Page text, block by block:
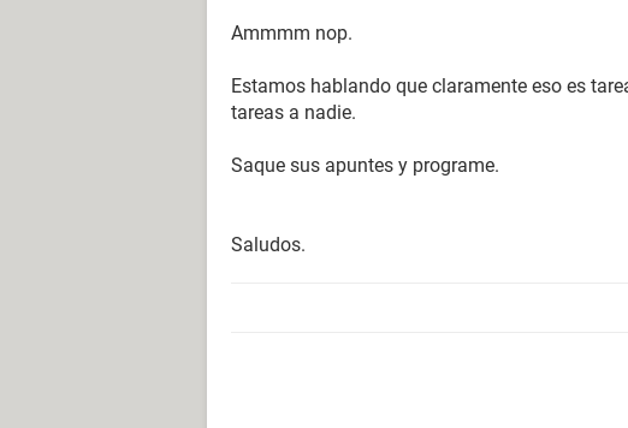
Ammmm nop.
Estamos hablando que claramente eso es
tareas a nadie.
Saque sus apuntes y programe.
Saludos.